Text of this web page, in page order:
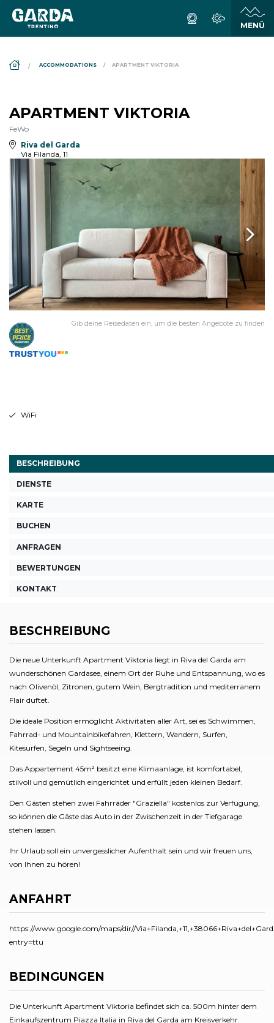
ACCOMMODATIONS APARTMENT VIKTORIA
APARTMENT VIKTORIA
FeWo
Riva del Garda
Via Filanda, 11
Gib deine Reisedaten ein, um die besten Angebote zu finden
WiFi
BESCHREIBUNG
DIENSTE
KARTE
BUCHEN
ANFRAGEN
BEWERTUNGEN
KONTAKT
BESCHREIBUNG
Die neue Unterkunft Apartment Viktoria liegt in Riva del Garda am
wunderschönen Gardasee, einem Ort der Ruhe und Entspannung, wo es
nach Olivenöl, Zitronen, gutem Wein, Bergtradition und mediterranem
Flair duftet.
Die ideale Position ermöglicht Aktivitäten aller Art, sei es Schwimmen,
Fahrrad- und Mountainbikefahren, Klettern, Wandern, Surfen,
Kitesurfen, Segeln und Sightseeing.
Das Appartement 45m² besitzt eine Klimaanlage, ist komfortabel,
stilvoll und gemütlich eingerichtet und erfüllt jeden kleinen Bedarf.
Den Gästen stehen zwei Fahrräder "Graziella" kostenlos zur Verfügung,
so können die Gäste das Auto in der Zwischenzeit in der Tiefgarage
stehen lassen.
Ihr Urlaub soll ein unvergesslicher Aufenthalt sein und wir freuen uns,
von Ihnen zu hören!
ANFAHRT
https://www.google.com/maps/dir//
entry=ttu
BEDINGUNGEN
Die Unterkunft Apartment Viktoria befindet sich ca. 500m hinter dem
Einkaufszentrum Piazza Italia in Riva del Garda am Kreisverkehr.